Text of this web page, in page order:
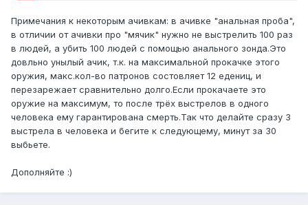
Примечания к некоторым ачивкам: в ачивке "анальная проба",
в отличии от ачивки про "мячик" нужно не выстрелить 100 раз
в людей, а убить 100 людей с помощью анального зонда.Это
довльно унылый ачик, т.к. на максимальной прокачке этого
оружия, макс.кол-во патронов состовляет 12 едениц, и
перезарежает сравнительно долго.Если прокачаете это
оружие на максимум, то после трёх выстрелов в одного
человека ему гарантирована смерть.Так что делайте сразу 3
выстрела в человека и бегите к следующему, минут за 30
выбьете.
Дополняйте :)